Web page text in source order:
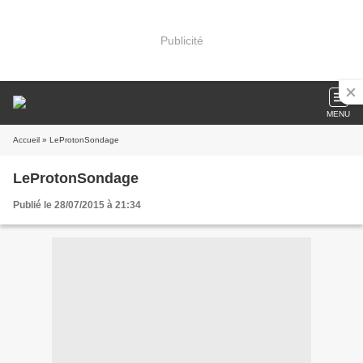
Publicité
MENU
Accueil » LeProtonSondage
LeProtonSondage
Publié le 28/07/2015 à 21:34